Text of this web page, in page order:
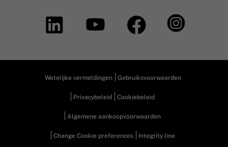
Wetelijke vermeldingen Gebruiksvoorwaarden
Privacybeleid Cookiebeleid
Algemene aankoopvoorwaarden
Change Cookie preferences Integrity line